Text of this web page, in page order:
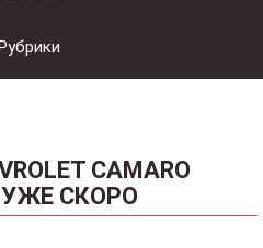
CAMARO
УЖЕ СКОРО